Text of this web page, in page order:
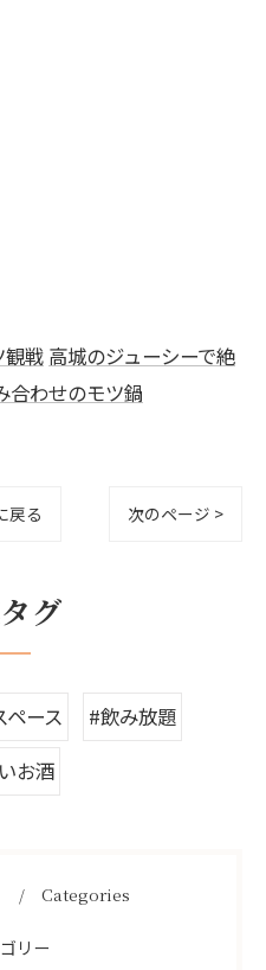
観戦 高城のジューシーで絶
合わせのモツ鍋
戻る 次のページ >
グ
ペース
#飲み放題
お酒
Categories
リー